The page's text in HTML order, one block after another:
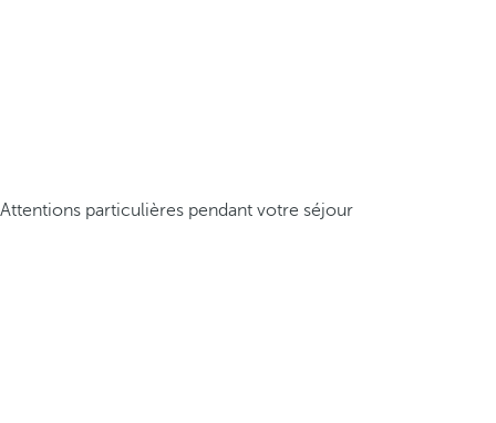
Attentions particulières pendant votre séjour